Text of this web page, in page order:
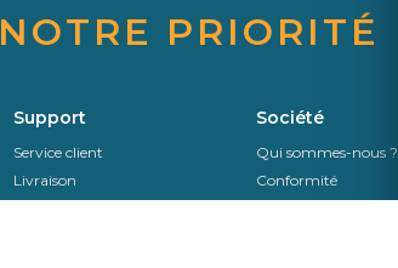
NOTRE PRIORITÉ
Support
Service client
Livraison
Société
Qui sommes-nous ?
Conformité